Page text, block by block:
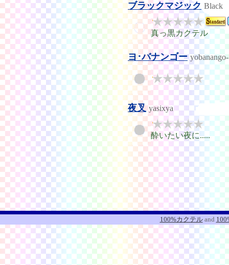
ブラックマジック Black
真っ黒カクテル
ヨ･バナンゴー yobanango-
夜叉 yasixya
酔いたい夜に.....
100%カクテルand